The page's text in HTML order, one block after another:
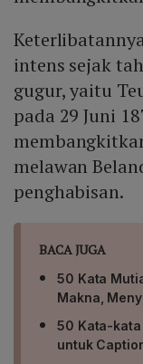
intens sejak
gugur, yaitu
pada 29 Juni
melawan
penghabisan.
BACA JUGA
50 Kata
Makna,
50 Kata-kata
untuk